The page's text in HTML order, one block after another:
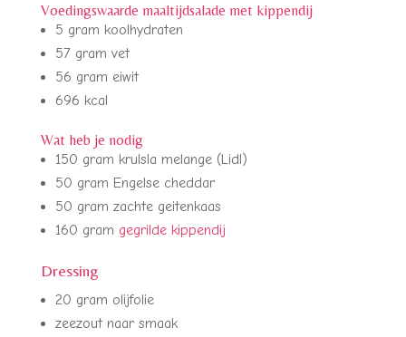
Voedingswaarde maaltijdsalade met kippendij
5 gram koolhydraten
57 gram vet
56 gram eiwit
696 kcal
Wat heb je nodig
150 gram krulsla melange (Lidl)
50 gram Engelse cheddar
50 gram zachte geitenkaas
160 gram gegrilde kippendij
Dressing
20 gram olijfolie
zeezout naar smaak